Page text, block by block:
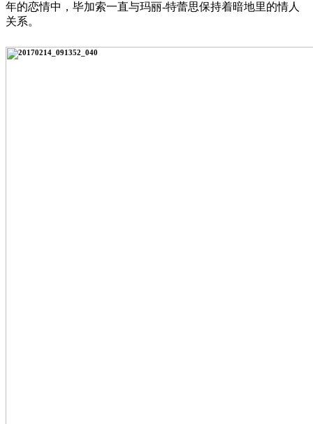
年的恋情中，毕加索一直与玛丽-特蕾思保持着暗地里的情人
关系。